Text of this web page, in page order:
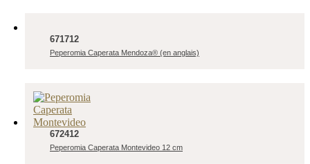
671712
Peperomia Caperata Mendoza® (en anglais)
672412
Peperomia Caperata Montevideo 12 cm